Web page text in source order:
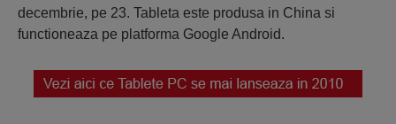
decembrie, pe 23. Tableta este produsa in China si
functioneaza pe platforma Google Android.